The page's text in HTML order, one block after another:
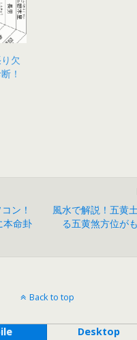
欠
！
ン！
本命卦
風水で解説！五黄
る五黄煞方位が
Back to top
Desktop